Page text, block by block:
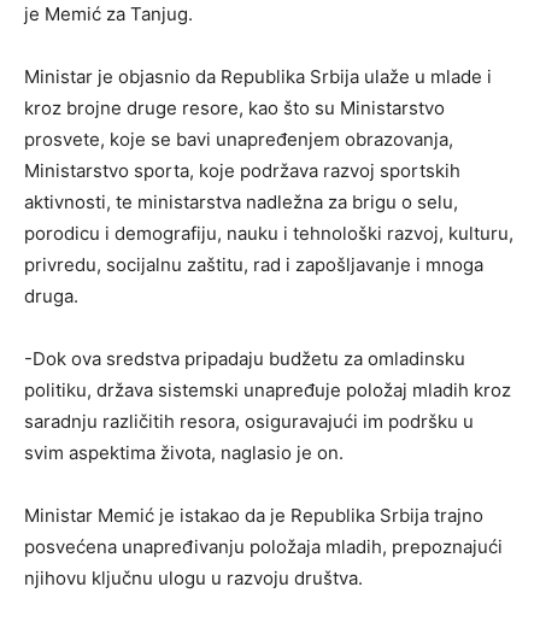
je Memić za Tanjug.
Ministar je objasnio da Republika Srbija ulaže u mlade i
kroz brojne druge resore, kao što su Ministarstvo
prosvete, koje se bavi unapređenjem obrazovanja,
Ministarstvo sporta, koje podržava razvoj sportskih
aktivnosti, te ministarstva nadležna za brigu o selu,
porodicu i demografiju, nauku i tehnološki razvoj, kulturu,
privredu, socijalnu zaštitu, rad i zapošljavanje i mnoga
druga.
-Dok ova sredstva pripadaju budžetu za omladinsku
politiku, država sistemski unapređuje položaj mladih kroz
saradnju različitih resora, osiguravajući im podršku u
svim aspektima života, naglasio je on.
Ministar Memić je istakao da je Republika Srbija trajno
posvećena unapređivanju položaja mladih, prepoznajući
njihovu ključnu ulogu u razvoju društva.